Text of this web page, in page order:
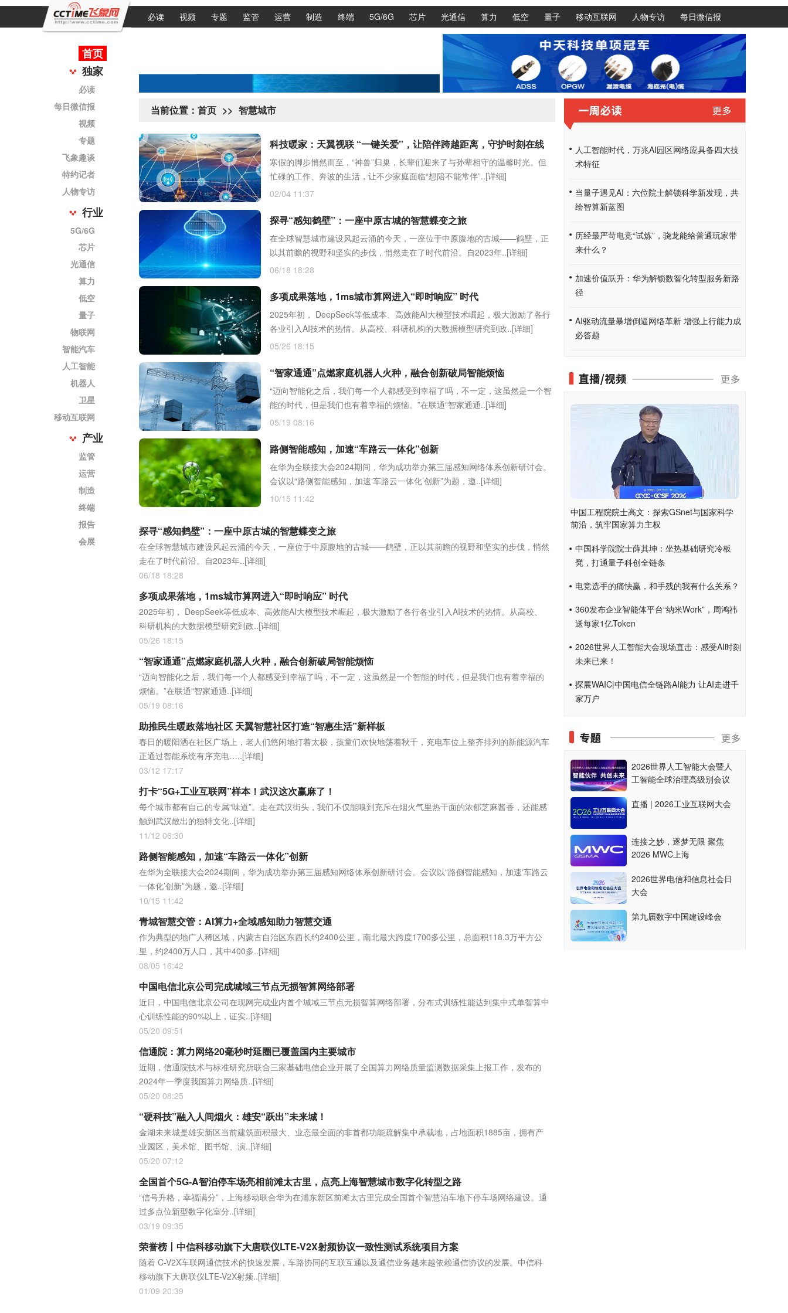
必读 视频 专题 监管 运营 制造 终端 5G/6G 芯片 光通信 算力 低空 量子 移动互联网 人物专访 每日微信报
首页
独家
必读
每日微信报
视频
专题
飞象趣谈
特约记者
人物专访
行业
5G/6G
芯片
光通信
算力
低空
量子
物联网
智能汽车
人工智能
机器人
卫星
移动互联网
产业
监管
运营
制造
终端
报告
会展
当前位置： 首页 >> 智慧城市
科技暖家：天翼视联 “一键关爱”，让陪伴跨越距离，守护时刻在线
寒假的脚步悄然而至，“神兽”归巢，长辈们迎来了与孙辈相守的温馨时光。但
忙碌的工作、奔波的生活，让不少家庭面临“想陪不能常伴”..[详细]
02/04 11:37
探寻“感知鹤壁”：一座中原古城的智慧蝶变之旅
在全球智慧城市建设风起云涌的今天，一座位于中原腹地的古城——鹤壁，正
以其前瞻的视野和坚实的步伐，悄然走在了时代前沿。自2023年..[详细]
06/18 18:28
多项成果落地，1ms城市算网进入“即时响应” 时代
2025年初， DeepSeek等低成本、高效能AI大模型技术崛起，极大激励了各行
各业引入AI技术的热情。从高校、科研机构的大数据模型研究到政..[详细]
05/26 18:15
“智家通通”点燃家庭机器人火种，融合创新破局智能烦恼
“迈向智能化之后，我们每一个人都感受到幸福了吗，不一定，这虽然是一个智
能的时代，但是我们也有着幸福的烦恼。”在联通“智家通通..[详细]
05/19 08:16
路侧智能感知，加速“车路云一体化”创新
在华为全联接大会2024期间，华为成功举办第三届感知网络体系创新研讨会。
会议以“路侧智能感知，加速‘车路云一体化’创新”为题，邀..[详细]
10/15 11:42
探寻“感知鹤壁”：一座中原古城的智慧蝶变之旅
在全球智慧城市建设风起云涌的今天，一座位于中原腹地的古城——鹤壁，正以其前瞻的视野和坚实的步伐，悄然
走在了时代前沿。自2023年..[详细]
06/18 18:28
多项成果落地，1ms城市算网进入“即时响应” 时代
2025年初， DeepSeek等低成本、高效能AI大模型技术崛起，极大激励了各行各业引入AI技术的热情。从高校、
科研机构的大数据模型研究到政..[详细]
05/26 18:15
“智家通通”点燃家庭机器人火种，融合创新破局智能烦恼
“迈向智能化之后，我们每一个人都感受到幸福了吗，不一定，这虽然是一个智能的时代，但是我们也有着幸福的
烦恼。”在联通“智家通通..[详细]
05/19 08:16
助推民生暖政落地社区 天翼智慧社区打造“智惠生活”新样板
春日的暖阳洒在社区广场上，老人们悠闲地打着太极，孩童们欢快地荡着秋千，充电车位上整齐排列的新能源汽车
正通过智能系统有序充电…..[详细]
03/12 17:17
打卡“5G+工业互联网”样本！武汉这次赢麻了！
每个城市都有自己的专属“味道”。走在武汉街头，我们不仅能嗅到充斥在烟火气里热干面的浓郁芝麻酱香，还能感
触到武汉散出的独特文化..[详细]
11/12 06:30
路侧智能感知，加速“车路云一体化”创新
在华为全联接大会2024期间，华为成功举办第三届感知网络体系创新研讨会。会议以“路侧智能感知，加速‘车路云
一体化’创新”为题，邀..[详细]
10/15 11:42
青城智慧交管：AI算力+全域感知助力智慧交通
作为典型的地广人稀区域，内蒙古自治区东西长约2400公里，南北最大跨度1700多公里，总面积118.3万平方公
里，约2400万人口，其中400多..[详细]
08/05 16:42
中国电信北京公司完成城域三节点无损智算网络部署
近日，中国电信北京公司在现网完成业内首个城域三节点无损智算网络部署，分布式训练性能达到集中式单智算中
心训练性能的90%以上，证实..[详细]
05/20 09:51
信通院：算力网络20毫秒时延圈已覆盖国内主要城市
近期，信通院技术与标准研究所联合三家基础电信企业开展了全国算力网络质量监测数据采集上报工作，发布的
2024年一季度我国算力网络质..[详细]
05/20 08:25
“硬科技”融入人间烟火：雄安“跃出”未来城！
金湖未来城是雄安新区当前建筑面积最大、业态最全面的非首都功能疏解集中承载地，占地面积1885亩，拥有产
业园区，美术馆、图书馆、演..[详细]
05/20 07:12
全国首个5G-A智泊停车场亮相前滩太古里，点亮上海智慧城市数字化转型之路
“信号升格，幸福满分”，上海移动联合华为在浦东新区前滩太古里完成全国首个智慧泊车地下停车场网络建设。通
过多点位新型数字化室分..[详细]
03/19 09:35
荣誉榜丨中信科移动旗下大唐联仪LTE-V2X射频协议一致性测试系统项目方案
随着 C-V2X车联网通信技术的快速发展，车路协同的互联互通以及通信业务越来越依赖通信协议的发展。中信科
移动旗下大唐联仪LTE-V2X射频..[详细]
01/09 20:39
人工智能时代，万兆AI园区网络应具备四大技
术特征
当量子遇见AI：六位院士解锁科学新发现，共
绘智算新蓝图
历经最严苛电竞“试炼”，骁龙能给普通玩家带
来什么？
加速价值跃升：华为解锁数智化转型服务新路
径
AI驱动流量暴增倒逼网络革新 增强上行能力成
必答题
中国工程院院士高文：探索GSnet与国家科学
前沿，筑牢国家算力主权
中国科学院院士薛其坤：坐热基础研究冷板
凳，打通量子科创全链条
电竞选手的痛快赢，和手残的我有什么关系？
360发布企业智能体平台“纳米Work”，周鸿祎
送每家1亿Token
2026世界人工智能大会现场直击：感受AI时刻
未来已来！
探展WAIC|中国电信全链路AI能力 让AI走进千
家万户
2026世界人工智能大会暨人
工智能全球治理高级别会议
直播 | 2026工业互联网大会
连接之妙，逐梦无限 聚焦
2026 MWC上海
2026世界电信和信息社会日
大会
第九届数字中国建设峰会